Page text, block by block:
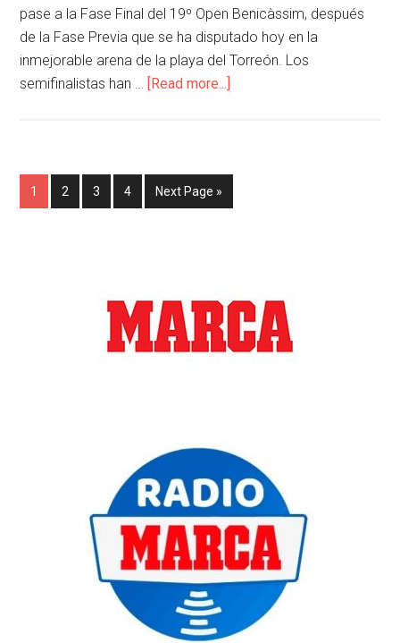
pase a la Fase Final del 19º Open Benicàssim, después
de la Fase Previa que se ha disputado hoy en la
inmejorable arena de la playa del Torreón. Los
semifinalistas han … [Read more...]
1 2 3 4 Next Page »